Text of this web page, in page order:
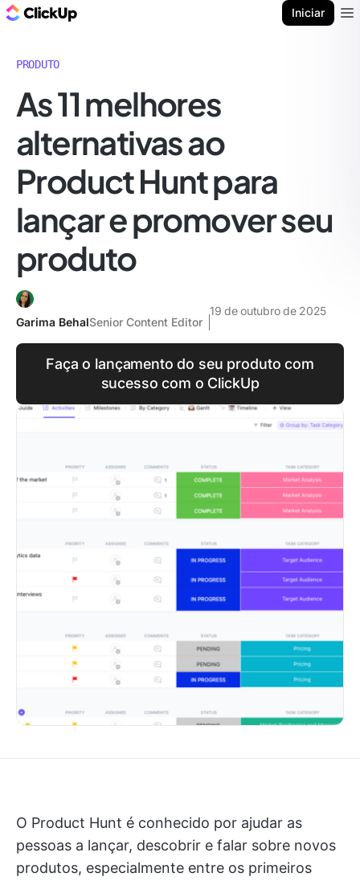
Iniciar
PRODUTO
As 11 melhores
alternativas ao
Product Hunt para
lançar e promover seu
produto
Garima BehalSenior Content Editor
19 de outubro de 2025
Faça o lançamento do seu produto com
sucesso com o ClickUp
O Product Hunt é conhecido por ajudar as
pessoas a lançar, descobrir e falar sobre novos
produtos, especialmente entre os primeiros